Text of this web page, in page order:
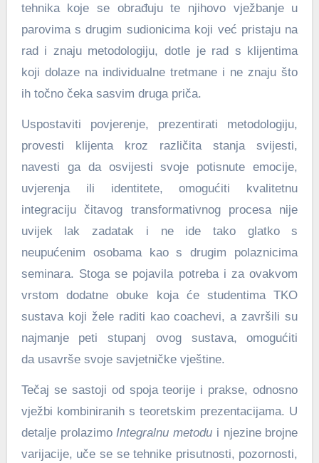
tehnika koje se obrađuju te njihovo vježbanje u
parovima s drugim sudionicima koji već pristaju na
rad i znaju metodologiju, dotle je rad s klijentima
koji dolaze na individualne tretmane i ne znaju što
ih točno čeka sasvim druga priča.
Uspostaviti povjerenje, prezentirati metodologiju,
provesti klijenta kroz različita stanja svijesti,
navesti ga da osvijesti svoje potisnute emocije,
uvjerenja ili identitete, omogućiti kvalitetnu
integraciju čitavog transformativnog procesa nije
uvijek lak zadatak i ne ide tako glatko s
neupućenim osobama kao s drugim polaznicima
seminara. Stoga se pojavila potreba i za ovakvom
vrstom dodatne obuke koja će studentima TKO
sustava koji žele raditi kao coachevi, a završili su
najmanje peti stupanj ovog sustava, omogućiti
da usavrše svoje savjetničke vještine.
Tečaj se sastoji od spoja teorije i prakse, odnosno
vježbi kombiniranih s teoretskim prezentacijama. U
detalje prolazimoIntegralnu metodu i njezine brojne
varijacije, uče se se tehnike prisutnosti, pozornosti,